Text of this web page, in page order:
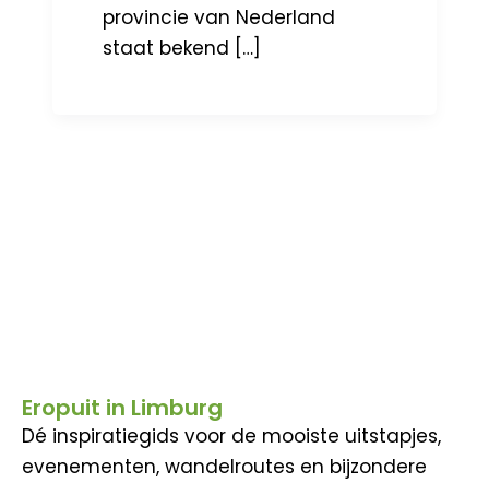
provincie van Nederland
staat bekend […]
Eropuit in Limburg
Dé inspiratiegids voor de mooiste uitstapjes,
evenementen, wandelroutes en bijzondere